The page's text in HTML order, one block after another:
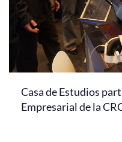
Casa de Estudios
Empresarial de la